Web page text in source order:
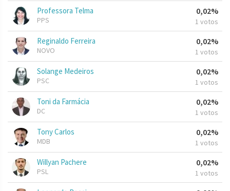
Professora Telma
PPS
0,02%
1 votos
Reginaldo Ferreira
NOVO
0,02%
1 votos
Solange Medeiros
PSC
0,02%
1 votos
Toni da Farmácia
DC
0,02%
1 votos
Tony Carlos
MDB
0,02%
1 votos
Willyan Pachere
PSL
0,02%
1 votos